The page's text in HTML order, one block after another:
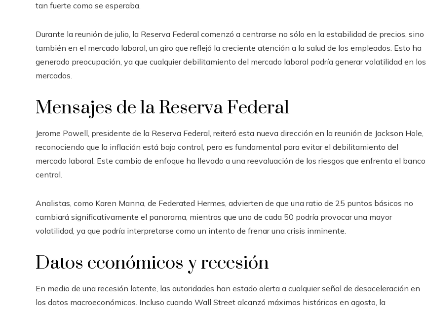
tan fuerte como se esperaba.
Durante la reunión de julio, la Reserva Federal comenzó a centrarse no sólo en la estabilidad de precios, sino
también en el mercado laboral, un giro que reflejó la creciente atención a la salud de los empleados. Esto ha
generado preocupación, ya que cualquier debilitamiento del mercado laboral podría generar volatilidad en los
mercados.
Mensajes de la Reserva Federal
Jerome Powell, presidente de la Reserva Federal, reiteró esta nueva dirección en la reunión de Jackson Hole,
reconociendo que la inflación está bajo control, pero es fundamental para evitar el debilitamiento del
mercado laboral. Este cambio de enfoque ha llevado a una reevaluación de los riesgos que enfrenta el banco
central.
Analistas, como Karen Manna, de Federated Hermes, advierten de que una ratio de 25 puntos básicos no
cambiará significativamente el panorama, mientras que uno de cada 50 podría provocar una mayor
volatilidad, ya que podría interpretarse como un intento de frenar una crisis inminente.
Datos económicos y recesión
En medio de una recesión latente, las autoridades han estado alerta a cualquier señal de desaceleración en
los datos macroeconómicos. Incluso cuando Wall Street alcanzó máximos históricos en agosto, la